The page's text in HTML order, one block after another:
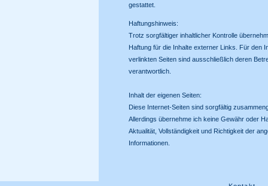
gestattet.
Haftungshinweis:
Trotz sorgfältiger inhaltlicher Kontrolle
Haftung für die Inhalte externer Links. Für den
verlinkten Seiten sind ausschließlich deren
verantwortlich.
Inhalt der eigenen Seiten:
Diese Internet-Seiten sind sorgfältig
Allerdings übernehme ich keine Gewähr oder
Aktualität, Vollständigkeit und Richtigkeit der
Informationen.